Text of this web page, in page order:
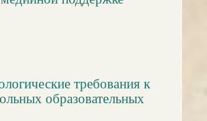
требования к
образовательных